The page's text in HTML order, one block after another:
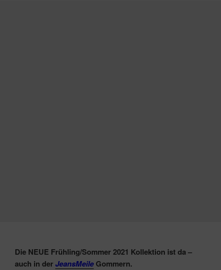
Die NEUE Frühling/Sommer 2021 Kollektion ist da –
auch in derJeansMeile Gommern.